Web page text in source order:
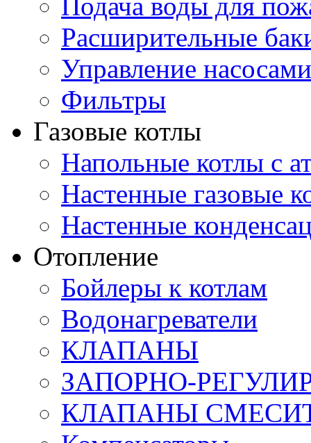
Подача воды для
Расширительные
Управление насосами
Фильтры
Газовые котлы
Напольные котлы с
Настенные газовые
Настенные
Отопление
Бойлеры к котлам
Водонагреватели
КЛАПАНЫ
ЗАПОРНО-
КЛАПАНЫ